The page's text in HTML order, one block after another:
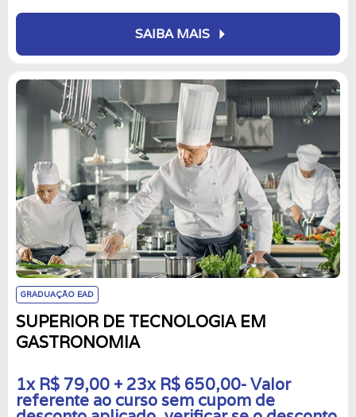
SAIBA MAIS arrow_right
GRADUAÇÃO EAD
SUPERIOR DE TECNOLOGIA EM
GASTRONOMIA
1x R$ 79,00 + 23x R$ 650,00- Valor
referente ao curso sem cupom de